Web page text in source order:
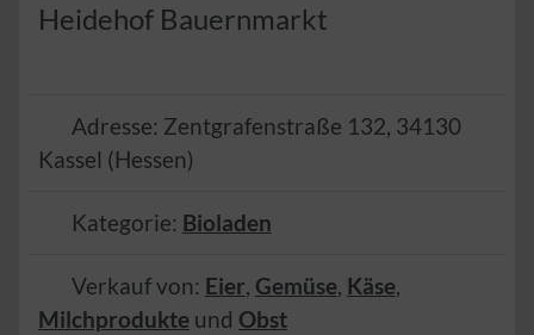
Heidehof Bauernmarkt
Adresse: Zentgrafenstraße 132, 34130
Kassel (Hessen)
Kategorie: Bioladen
Verkauf von: Eier, Gemüse, Käse,
Milchprodukte und Obst